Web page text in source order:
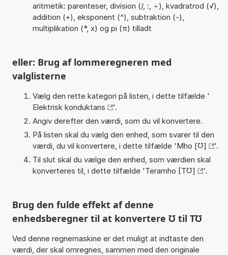
aritmetik: parenteser, division (/, :, ÷), kvadratrod (√),
addition (+), eksponent (^), subtraktion (-),
multiplikation (*, x) og pi (π) tilladt
eller: Brug af lommeregneren med
valglisterne
Vælg den rette kategori på listen, i dette tilfælde '
Elektrisk konduktans
'.
Angiv derefter den værdi, som du vil konvertere.
På listen skal du vælg den enhed, som svarer til den
værdi, du vil konvertere, i dette tilfælde 'Mho [℧]
'.
Til slut skal du vælge den enhed, som værdien skal
konverteres til, i dette tilfælde 'Teramho [T℧] '.
Brug den fulde effekt af denne
enhedsberegner til at konvertere ℧ til T℧
Ved denne regnemaskine er det muligt at indtaste den
værdi, der skal omregnes, sammen med den originale